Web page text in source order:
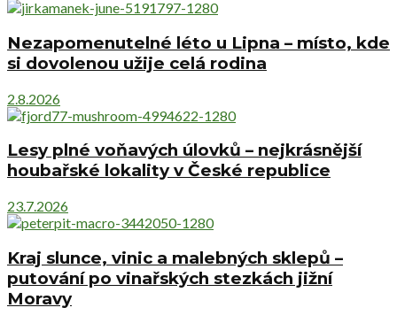
Nezapomenutelné léto u Lipna – místo, kde
si dovolenou užije celá rodina
2.8.2026
Lesy plné voňavých úlovků – nejkrásnější
houbařské lokality v České republice
23.7.2026
Kraj slunce, vinic a malebných sklepů –
putování po vinařských stezkách jižní
Moravy